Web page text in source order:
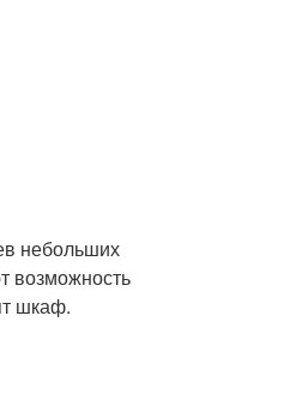
небольших
возможность
шкаф.